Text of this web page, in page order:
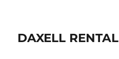
DAXELL RENTAL